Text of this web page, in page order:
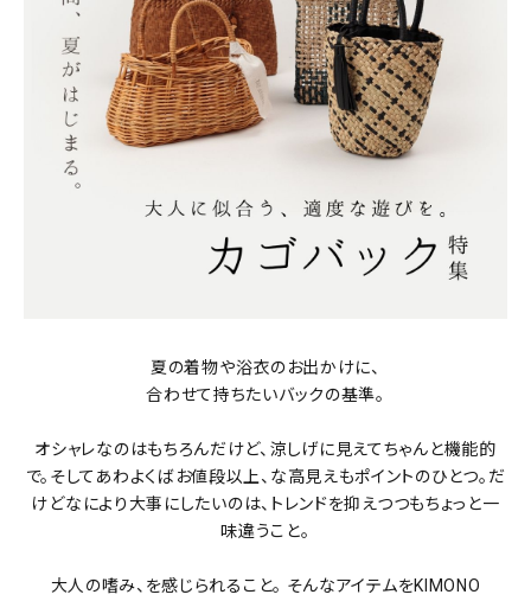
タイプから探す
カジュアル ソシアル フォーマル
商品タイプ
0-5,000円 5,000-10,000円 10,000-20,000円
20,000-30,000円 30,000円以上
色から探す
小物
新作・キャンペーン
夏の着物や浴衣のお出かけに、
合わせて持ちたいバックの基準。
オシャレなのはもちろんだけど、涼しげに見えてちゃんと機能的
で。そしてあわよくばお値段以上、な高見えもポイントのひとつ。だ
けどなにより大事にしたいのは、トレンドを抑えつつもちょっと一
味違うこと。
大人の嗜み、を感じられること。 そんなアイテムをKIMONO